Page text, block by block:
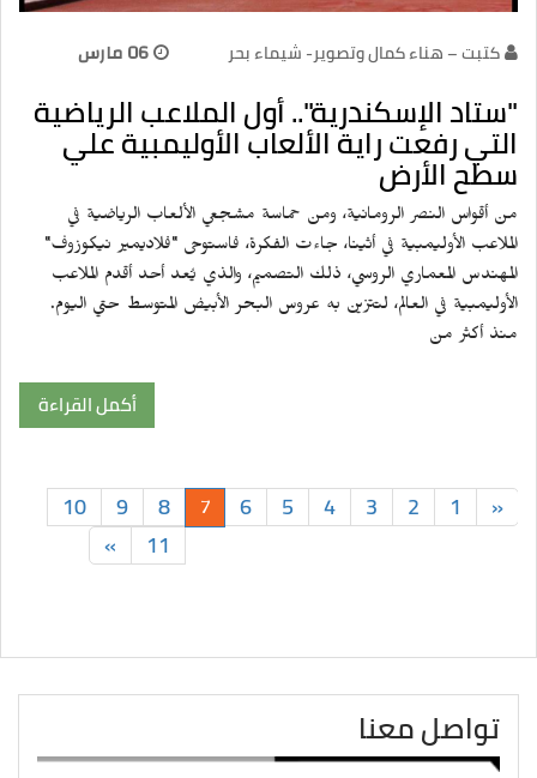
كتبت – هناء كمال وتصوير- شيماء بحر
"ستاد الإسكندرية".. أول الملاعب الرياضية
التي رفعت راية الألعاب الأوليمبية علي
سطح الأرض
من أقواس النصر الرومانية، ومن حماسة مشجعي الألعاب الرياضية في
الملاعب الأوليمبية في أثينا، جاءت الفكرة، فاستوحى "فلاديمير نيكوزوف"
المهندس المعماري الروسي، ذلك التصميم، والذي يُعد أحد أقدم الملاعب
الأوليمبية في العالم، لتتزين به عروس البحر الأبيض المتوسط حتي اليوم.
منذ أكثر من
أكمل القراءة
«
1
2
3
4
5
6
7
8
9
10
11
»
تواصل معنا